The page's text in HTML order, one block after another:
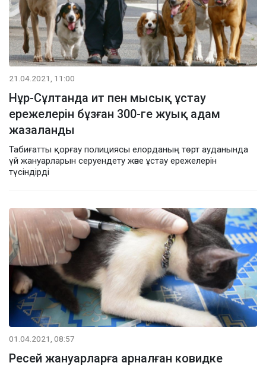
21.04.2021, 11:00
Нұр-Сұлтанда ит пен мысық ұстау
ережелерін бұзған 300-ге жуық адам
жазаланды
Табиғатты қорғау полициясы елорданың төрт ауданында
үй жануарларын серуендету және ұстау ережелерін
түсіндірді
01.04.2021, 08:57
Ресей жануарларға арналған ковидке